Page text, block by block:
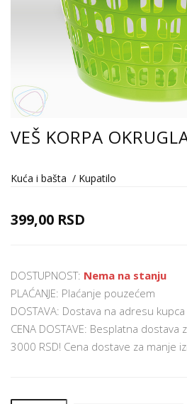
VEŠ KORPA
Kuća i bašta / Kupatilo
399,00 RSD
DOSTUPNOST: Nema na stanju
PLAĆANJE: Plaćanje pouzećem
DOSTAVA: Dostava na adresu
CENA DOSTAVE: Besplatna
3000 RSD! Cena dostave za manje